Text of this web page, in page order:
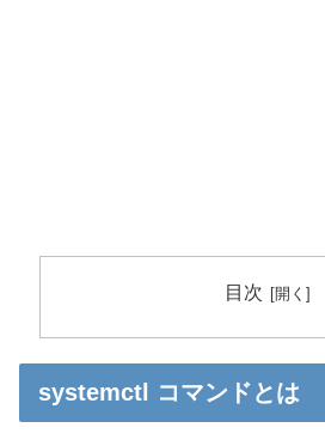
目次
systemctl コマンドとは